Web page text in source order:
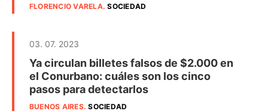
FLORENCIO VARELA.SOCIEDAD
03. 07. 2023
Ya circulan billetes falsos de $2.000 en
el Conurbano: cuáles son los cinco
pasos para detectarlos
BUENOS AIRES.SOCIEDAD